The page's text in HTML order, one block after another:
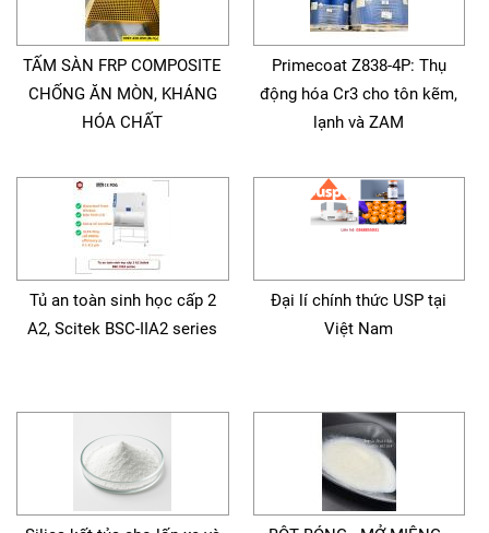
TẤM SÀN FRP COMPOSITE
CHỐNG ĂN MÒN, KHÁNG
HÓA CHẤT
Primecoat Z838-4P: Thụ
động hóa Cr3 cho tôn kẽm,
lạnh và ZAM
Tủ an toàn sinh học cấp 2
A2, Scitek BSC-IIA2 series
Đại lí chính thức USP tại
Việt Nam